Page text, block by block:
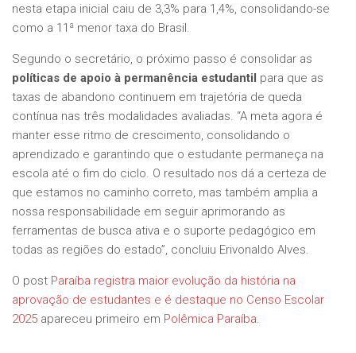
nesta etapa inicial caiu de 3,3% para 1,4%, consolidando-se
como a 11ª menor taxa do Brasil.
Segundo o secretário, o próximo passo é consolidar as
políticas de apoio à permanência estudantil para que as
taxas de abandono continuem em trajetória de queda
contínua nas três modalidades avaliadas. “A meta agora é
manter esse ritmo de crescimento, consolidando o
aprendizado e garantindo que o estudante permaneça na
escola até o fim do ciclo. O resultado nos dá a certeza de
que estamos no caminho correto, mas também amplia a
nossa responsabilidade em seguir aprimorando as
ferramentas de busca ativa e o suporte pedagógico em
todas as regiões do estado”, concluiu Erivonaldo Alves.
O post Paraíba registra maior evolução da história na
aprovação de estudantes e é destaque no Censo Escolar
2025 apareceu primeiro em Polêmica Paraíba.